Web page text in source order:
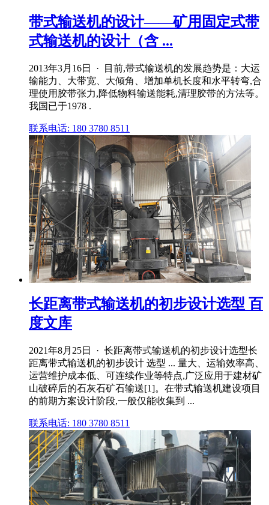
带式输送机的设计——矿用固定式带
式输送机的设计（含 ...
2013年3月16日 · 目前,带式输送机的发展趋势是：大运
输能力、大带宽、大倾角、增加单机长度和水平转弯,合
理使用胶带张力,降低物料输送能耗,清理胶带的方法等。
我国已于1978 .
联系电话: 180 3780 8511
长距离带式输送机的初步设计选型 百
度文库
2021年8月25日 · 长距离带式输送机的初步设计选型长
距离带式输送机的初步设计 选型 ... 量大、运输效率高、
运营维护成本低、可连续作业等特点,广泛应用于建材矿
山破碎后的石灰石矿石输送[1]。在带式输送机建设项目
的前期方案设计阶段,一般仅能收集到 ...
联系电话: 180 3780 8511